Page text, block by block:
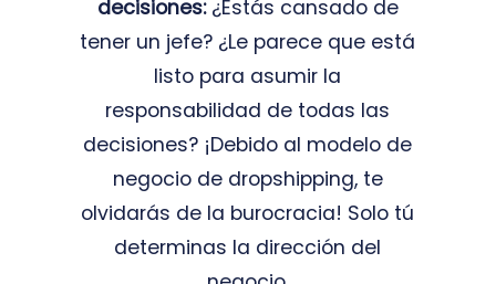
decisiones: ¿Estás cansado de
tener un jefe? ¿Le parece que está
listo para asumir la
responsabilidad de todas las
decisiones? ¡Debido al modelo de
negocio de dropshipping, te
olvidarás de la burocracia! Solo tú
determinas la dirección del